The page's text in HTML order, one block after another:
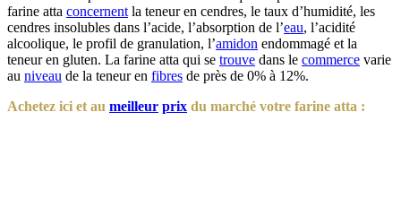
farine atta concernent la teneur en cendres, le taux d’humidité, les
cendres insolubles dans l’acide, l’absorption de l’eau, l’acidité
alcoolique, le profil de granulation, l’amidon endommagé et la
teneur en gluten. La farine atta qui se trouve dans le commerce varie
au niveau de la teneur en fibres de près de 0% à 12%.
Achetez ici et au meilleur prix du marché votre farine atta :